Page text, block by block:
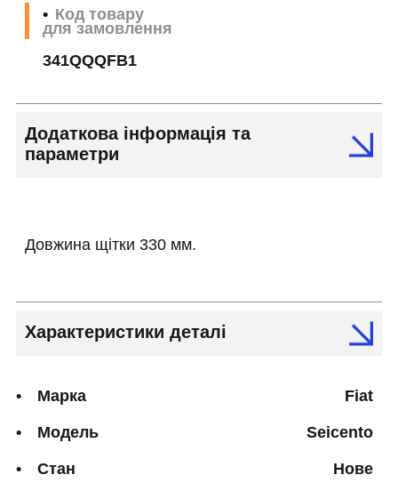
Код товару
для замовлення
341QQQFB1
Додаткова інформація та
параметри
Довжина щітки 330 мм.
Характеристики деталі
Марка Fiat
Модель Seicento
Стан Нове